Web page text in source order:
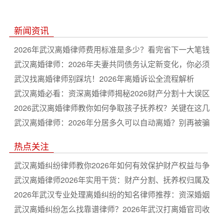
新闻资讯
2026年武汉离婚律师费用标准是多少？看完省下一大笔钱
武汉离婚律师：2026年夫妻共同债务认定新变化，你必须
知道
武汉找离婚律师别踩坑！2026年离婚诉讼全流程解析
武汉离婚必看：资深离婚律师揭秘2026财产分割十大误区
2026武汉离婚律师教你如何争取孩子抚养权？关键在这几
点
武汉离婚律师：2026年分居多久可以自动离婚？别再被骗
热点关注
武汉离婚纠纷律师教你2026年如何有效保护财产权益与争
取抚养权
武汉离婚律师2026年实用干货：财产分割、抚养权归属及
流程细节全解析，帮你少走弯路
2026年武汉专业处理离婚纠纷的知名律师推荐：资深婚姻
家事团队助您高效解决财产分割与抚养权争议，本地口碑
武汉离婚纠纷怎么找靠谱律师？2026年武汉打离婚官司收